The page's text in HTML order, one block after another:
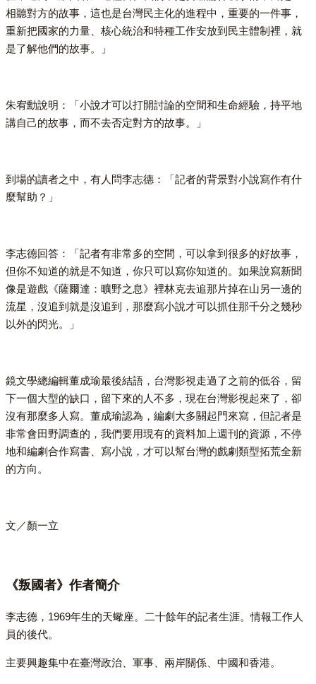
相聽對方的故事，這也是台灣民主化的進程中，重要的一件事，
重新把國家的力量、核心統治和特種工作安放到民主體制裡，就
是了解他們的故事。」
朱宥勳說明：「小說才可以打開討論的空間和生命經驗，持平地
講自己的故事，而不去否定對方的故事。」
到場的讀者之中，有人問李志德：「記者的背景對小說寫作有什
麼幫助？」
李志德回答：「記者有非常多的空間，可以拿到很多的好故事，
但你不知道的就是不知道，你只可以寫你知道的。如果說寫新聞
像是遊戲《薩爾達：曠野之息》裡林克去追那片掉在山另一邊的
流星，沒追到就是沒追到，那麼寫小說才可以抓住那千分之幾秒
以外的閃光。」
鏡文學總編輯董成瑜最後結語，台灣影視走過了之前的低谷，留
下一個大型的缺口，留下來的人不多，現在台灣影視起來了，卻
沒有那麼多人寫。董成瑜認為，編劇大多關起門來寫，但記者是
非常會田野調查的，我們要用現有的資料加上週刊的資源，不停
地和編劇合作寫書、寫小說，才可以幫台灣的戲劇類型拓荒全新
的方向。
文／顏一立
《叛國者》作者簡介
李志德，1969年生的天蠍座。二十餘年的記者生涯。情報工作人
員的後代。
主要興趣集中在臺灣政治、軍事、兩岸關係、中國和香港。